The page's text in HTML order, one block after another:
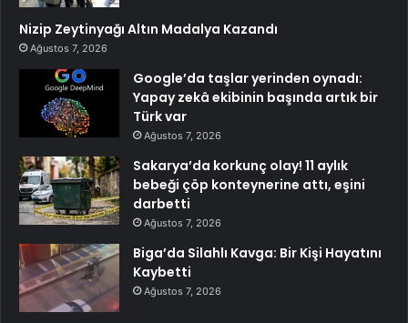
Nizip Zeytinyağı Altın Madalya Kazandı
Ağustos 7, 2026
Google’da taşlar yerinden oynadı:
Yapay zekâ ekibinin başında artık bir
Türk var
Ağustos 7, 2026
Sakarya’da korkunç olay! 11 aylık
bebeği çöp konteynerine attı, eşini
darbetti
Ağustos 7, 2026
Biga’da Silahlı Kavga: Bir Kişi Hayatını
Kaybetti
Ağustos 7, 2026